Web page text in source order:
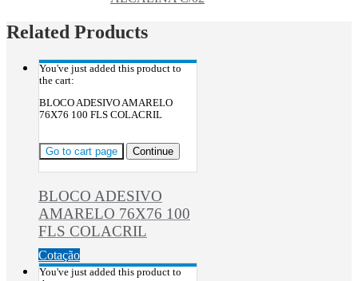
Related Products
You've just added this product to
the cart:
BLOCO ADESIVO AMARELO
76X76 100 FLS COLACRIL
Go to cart page Continue
BLOCO ADESIVO
AMARELO 76X76 100
FLS COLACRIL
Cotação
You've just added this product to